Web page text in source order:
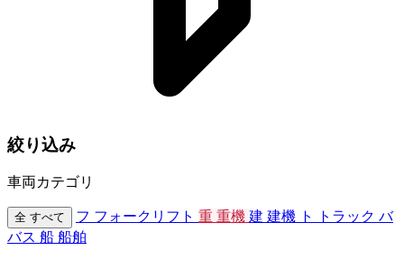
絞り込み
車両カテゴリ
全 すべて フ フォークリフト 重 重機 建 建機 ト トラック バ
バス 船 船舶